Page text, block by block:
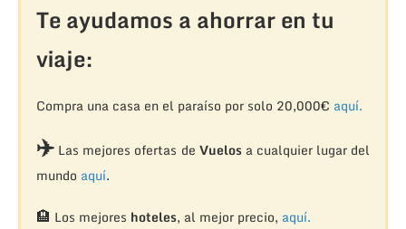
Te ayudamos a ahorrar en tu
viaje:
Compra una casa en el paraíso por solo 20,000€ aquí.
✈️Las mejores ofertas de Vuelosa cualquier lugar del
mundo aquí.
🏨 Los mejores hoteles, al mejor precio, aquí.